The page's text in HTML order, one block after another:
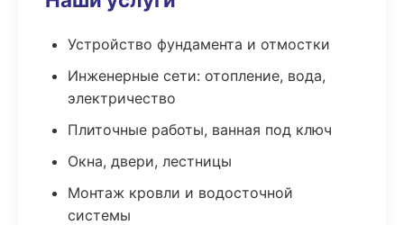
Устройство фундамента и отмостки
Инженерные сети: отопление, вода,
электричество
Плиточные работы, ванная под ключ
Окна, двери, лестницы
Монтаж кровли и водосточной
системы